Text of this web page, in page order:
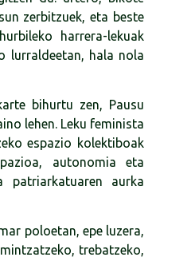
zerbitzuek, eta beste
harrera-lekuak
lurraldeetan, hala nola
bihurtu zen, Pausu
lehen. Leku feminista
espazio kolektiboak
autonomia eta
patriarkatuaren aurka
poloetan, epe luzera,
trebatzeko,